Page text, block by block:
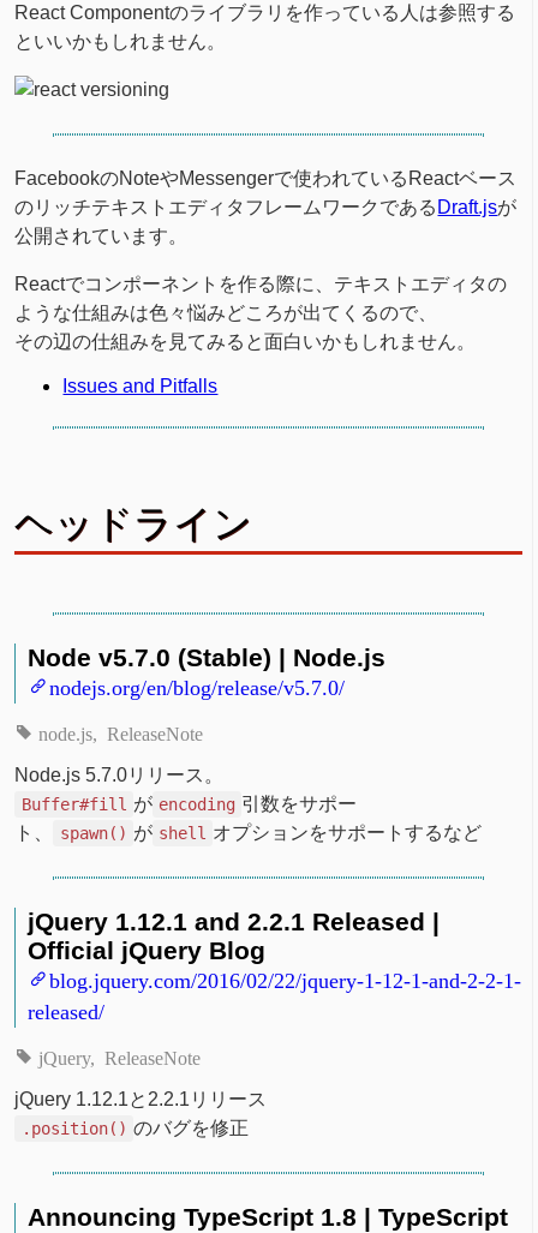
React Componentのライブラリを作っている人は参照する
といいかもしれません。
FacebookのNoteやMessengerで使われているReactベース
のリッチテキストエディタフレームワークである Draft.jsが
公開されています。
Reactでコンポーネントを作る際に、テキストエディタの
ような仕組みは色々悩みどころが出てくるので、
その辺の仕組みを見てみると面白いかもしれません。
Issues and Pitfalls
ヘッドライン
Node v5.7.0 (Stable) | Node.js
nodejs.org/en/blog/release/v5.7.0/
node.js ReleaseNote
Node.js 5.7.0リリース。
Buffer#fill が encoding 引数をサポー
ト、
spawn() が shell オプションをサポートするなど
jQuery 1.12.1 and 2.2.1 Released |
Official jQuery Blog
blog.jquery.com/2016/02/22/jquery-1-12-1-and-2-2-1-
released/
jQuery ReleaseNote
jQuery 1.12.1と2.2.1リリース
.position() のバグを修正
Announcing TypeScript 1.8 | TypeScript